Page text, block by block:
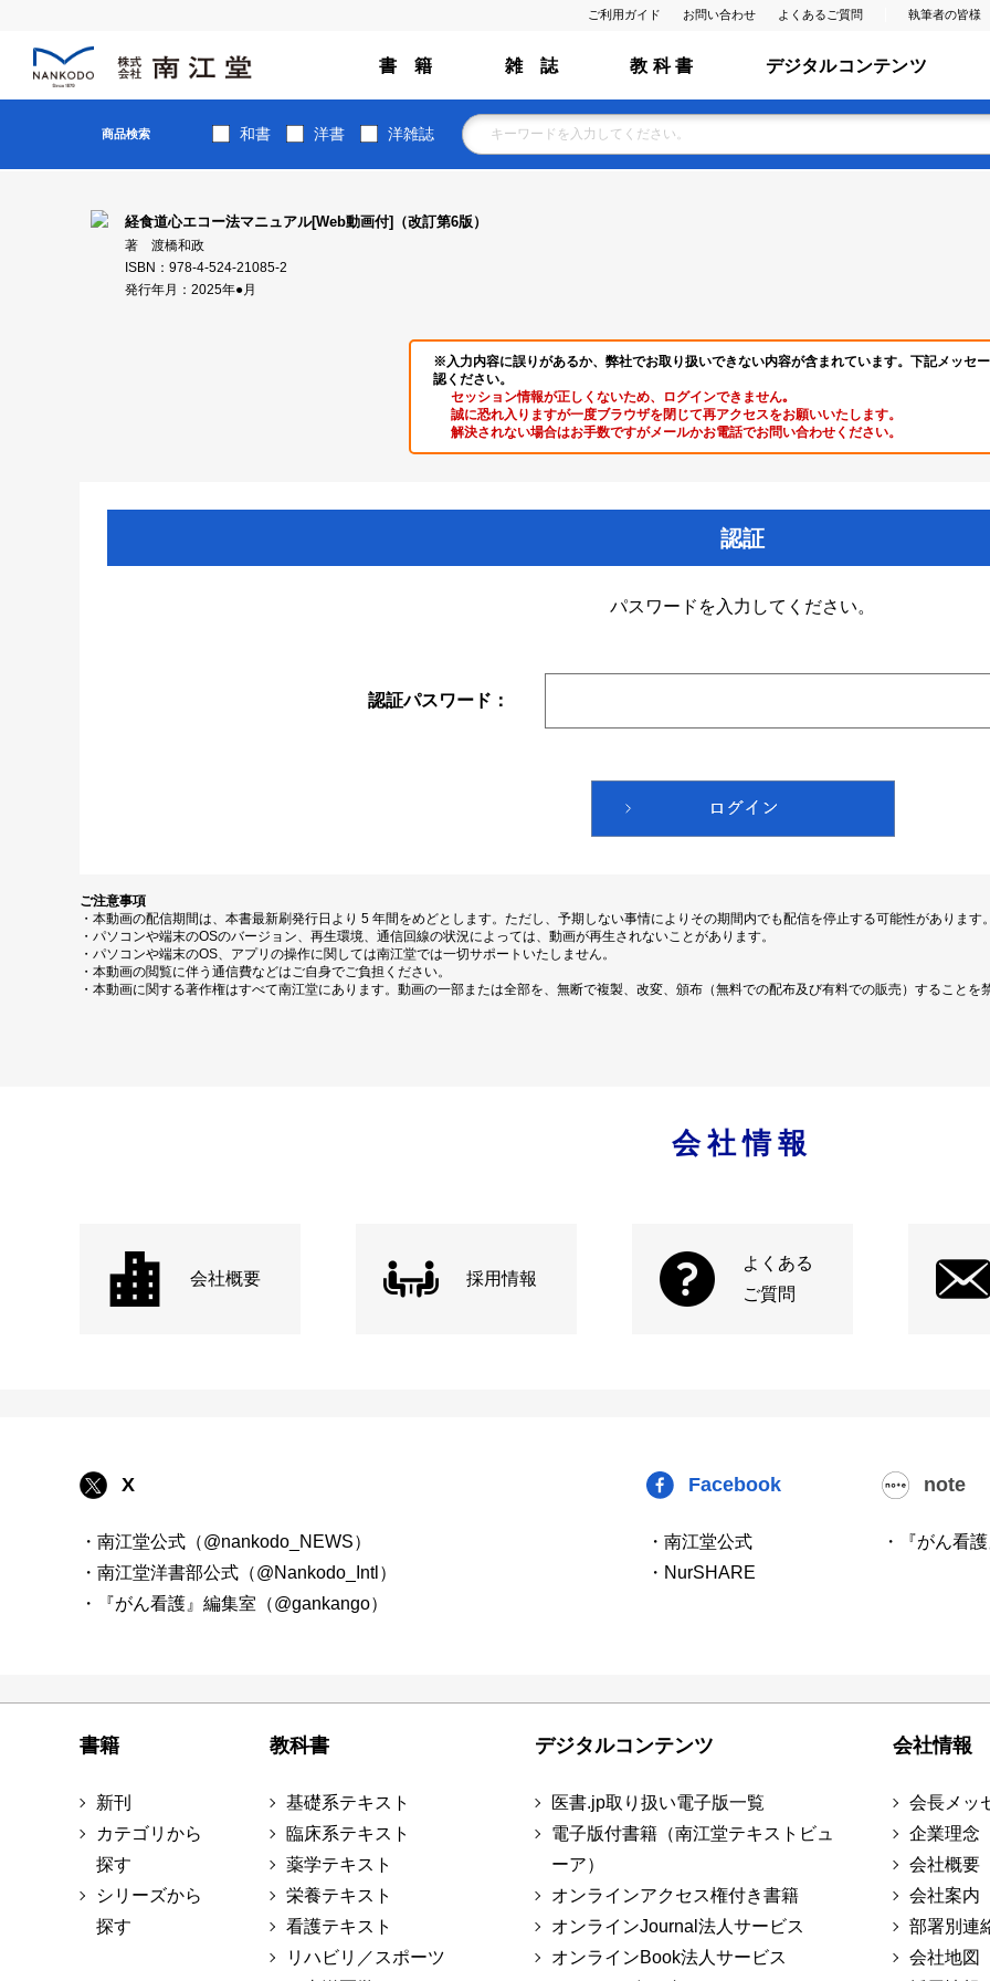
ご利用ガイド お問い合わせ よくあるご質問 執筆者の皆様
書 籍 雑 誌 教 科 書 デジタルコンテンツ
商品検索 和書 洋書 洋雑誌
経食道心エコー法マニュアル[Web動画付]（改訂第6版）
著 渡橋和政
ISBN：978-4-524-21085-2
発行年月：2025年●月
※入力内容に誤りがあるか、弊社でお取り扱いできない内容が含まれています。下記メッセ
認ください。
セッション情報が正しくないため、ログインできません｡
誠に恐れ入りますが一度ブラウザを閉じて再アクセスをお願いいたします。
解決されない場合はお手数ですがメールかお電話でお問い合わせください。
認証
パスワードを入力してください。
認証パスワード：
ご注意事項
・本動画の配信期間は、本書最新刷発行日より 5 年間をめどとします。ただし、予期しない事情によりその期間内でも配信を停止する可能性があります。
・パソコンや端末のOSのバージョン、再生環境、通信回線の状況によっては、動画が再生されないことがあります。
・パソコンや端末のOS、アプリの操作に関しては南江堂では一切サポートいたしません。
・本動画の閲覧に伴う通信費などはご自身でご負担ください。
・本動画に関する著作権はすべて南江堂にあります。動画の一部または全部を、無断で複製、改変、頒布（無料での配布及び有料での販売）することを
会社情報
会社概要 採用情報
よくある
ご質問
X
・南江堂公式（@nankodo_NEWS）
・南江堂洋書部公式（@Nankodo_Intl）
・『がん看護』編集室（@gankango）
Facebook
・南江堂公式
・NurSHARE
note
・『がん看
書籍
新刊
カテゴリから
探す
シリーズから
探す
教科書
基礎系テキスト
臨床系テキスト
薬学テキスト
栄養テキスト
看護テキスト
リハビリ／スポーツ
デジタルコンテンツ
医書.jp取り扱い電子版一覧
電子版付書籍（南江堂テキストビュ
ーア）
オンラインアクセス権付き書籍
オンラインJournal法人サービス
オンラインBook法人サービス
会社情報
会長メッ
企業理念
会社概要
会社案内
部署別連
会社地図